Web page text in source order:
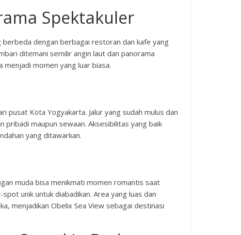
Spektakuler
berbeda dengan berbagai restoran dan kafe yang
ditemani semilir angin laut dan panorama
menjadi momen yang luar biasa.
pusat Kota Yogyakarta. Jalur yang sudah mulus dan
pribadi maupun sewaan. Aksesibilitas yang baik
yang ditawarkan.
muda bisa menikmati momen romantis saat
unik untuk diabadikan. Area yang luas dan
menjadikan Obelix Sea View sebagai destinasi